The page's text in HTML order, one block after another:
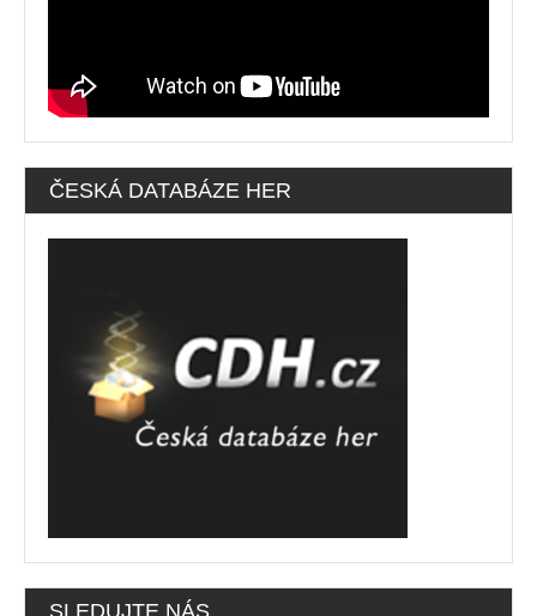
ČESKÁ DATABÁZE HER
SLEDUJTE NÁS